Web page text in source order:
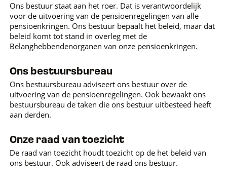
Ons bestuur staat aan het roer. Dat is verantwoordelijk
voor de uitvoering van de pensioenregelingen van alle
pensioenkringen. Ons bestuur bepaalt het beleid, maar dat
beleid komt tot stand in overleg met de
Belanghebbendenorganen van onze pensioenkringen.
Ons bestuursbureau
Ons bestuursbureau adviseert ons bestuur over de
uitvoering van de pensioenregelingen. Ook bewaakt ons
bestuursbureau de taken die ons bestuur uitbesteed heeft
aan derden.
Onze raad van toezicht
De raad van toezicht houdt toezicht op de het beleid van
ons bestuur. Ook adviseert de raad ons bestuur.